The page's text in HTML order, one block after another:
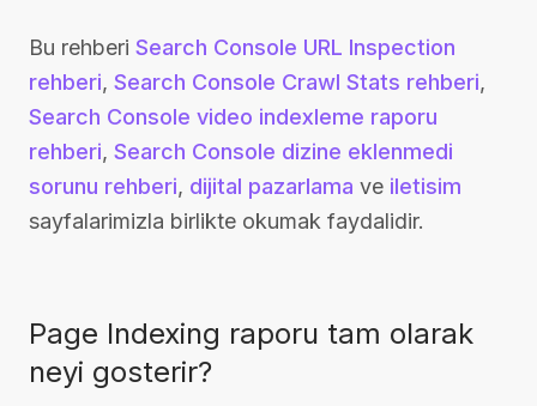
Bu rehberi Search Console URL Inspection
rehberi, Search Console Crawl Stats rehberi,
Search Console video indexleme raporu
rehberi, Search Console dizine eklenmedi
sorunu rehberi, dijital pazarlama ve iletisim
sayfalarimizla birlikte okumak faydalidir.
Page Indexing raporu tam olarak
neyi gosterir?